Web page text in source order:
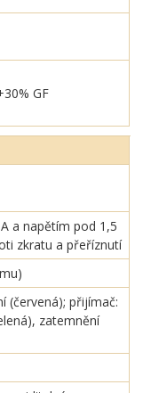
GF
a napětím pod 1,5
zkratu a přeříznutí
(červená); přijímač:
zatemnění